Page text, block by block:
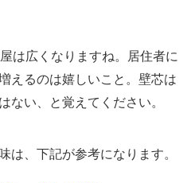
は広くなりますね。居住者に
えるのは嬉しいこと。壁芯は
ない、と覚えてください。
、下記が参考になります。